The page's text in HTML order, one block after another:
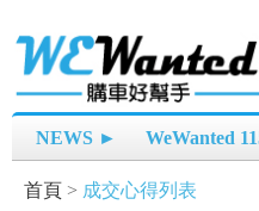
NEWS ► WeWanted
首頁 > 成交心得列表